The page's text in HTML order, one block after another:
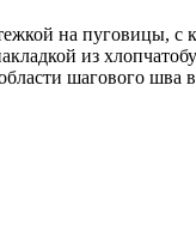
на
из
шагового шва